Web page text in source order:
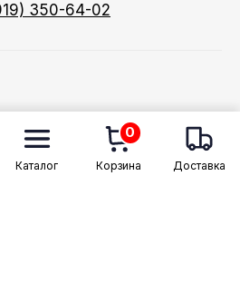
350-64-02
Megason
Каталог
0
Корзина Доставка